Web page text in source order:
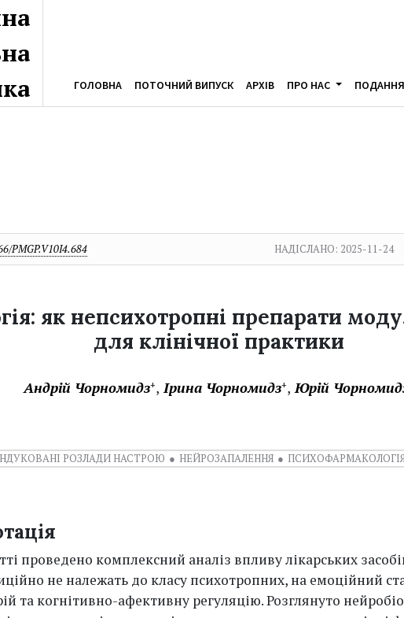
ГОЛОВНА ПОТОЧНИЙ ВИПУСК АРХІВ ПРО НАС ПОДАННЯ
PMGP.V10I4.684 НАДІСЛАНО: 2025-11-24
як непсихотропні препарати
для клінічної практики
Андрій Чорномидз+ Ірина Чорномидз+ Юрій
РОЗЛАДИ НАСТРОЮ НЕЙРОЗАПАЛЕННЯ
проведено комплексний аналіз впливу лікарських
не належать до класу психотропних, на емоційний
та когнітивно-афективну регуляцію. Розглянуто